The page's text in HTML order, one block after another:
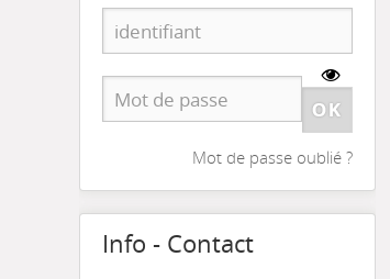
Mot de passe oublié ?
Info - Contact